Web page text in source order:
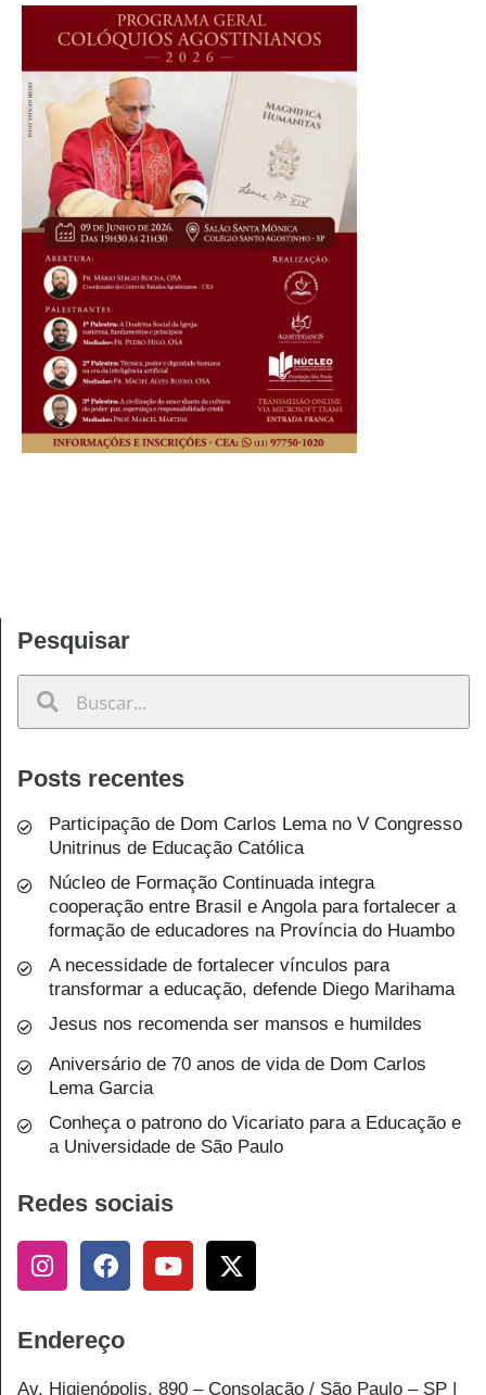
Pesquisar
Posts recentes
Participação de Dom Carlos Lema no V Congresso
Unitrinus de Educação Católica
Núcleo de Formação Continuada integra
cooperação entre Brasil e Angola para fortalecer a
formação de educadores na Província do Huambo
A necessidade de fortalecer vínculos para
transformar a educação, defende Diego Marihama
Jesus nos recomenda ser mansos e humildes
Aniversário de 70 anos de vida de Dom Carlos
Lema Garcia
Conheça o patrono do Vicariato para a Educação e
a Universidade de São Paulo
Redes sociais
Endereço
Av. Higienópolis, 890 – Consolação / São Paulo – SP |